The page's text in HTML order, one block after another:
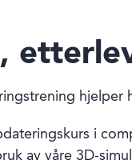
hjelper
i
av våre 3D-